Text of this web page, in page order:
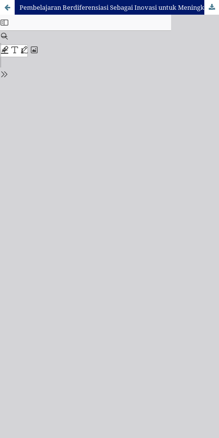
Pembelajaran Berdiferensiasi Sebagai Inovasi untuk Meningkatkan Kemampuan Membaca Permulaan di Kelas Awal Sekolah Dasar